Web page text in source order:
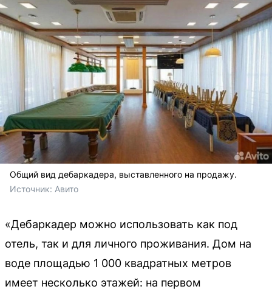
Общий вид дебаркадера, выставленного на продажу.
Источник: Авито
«Дебаркадер можно использовать как под
отель, так и для личного проживания. Дом на
воде площадью 1 000 квадратных метров
имеет несколько этажей: на первом